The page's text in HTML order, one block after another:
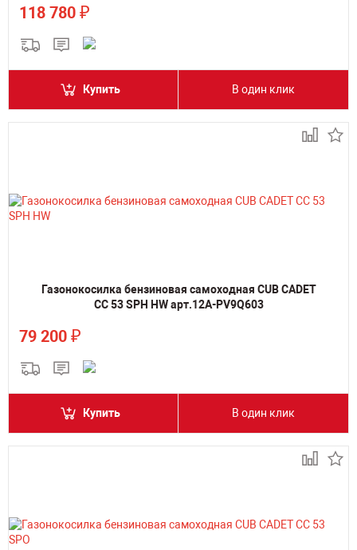
118 780 ₽
Купить В один клик
Газонокосилка бензиновая самоходная CUB CADET
CC 53 SPH HW арт.12A-PV9Q603
79 200 ₽
Купить В один клик